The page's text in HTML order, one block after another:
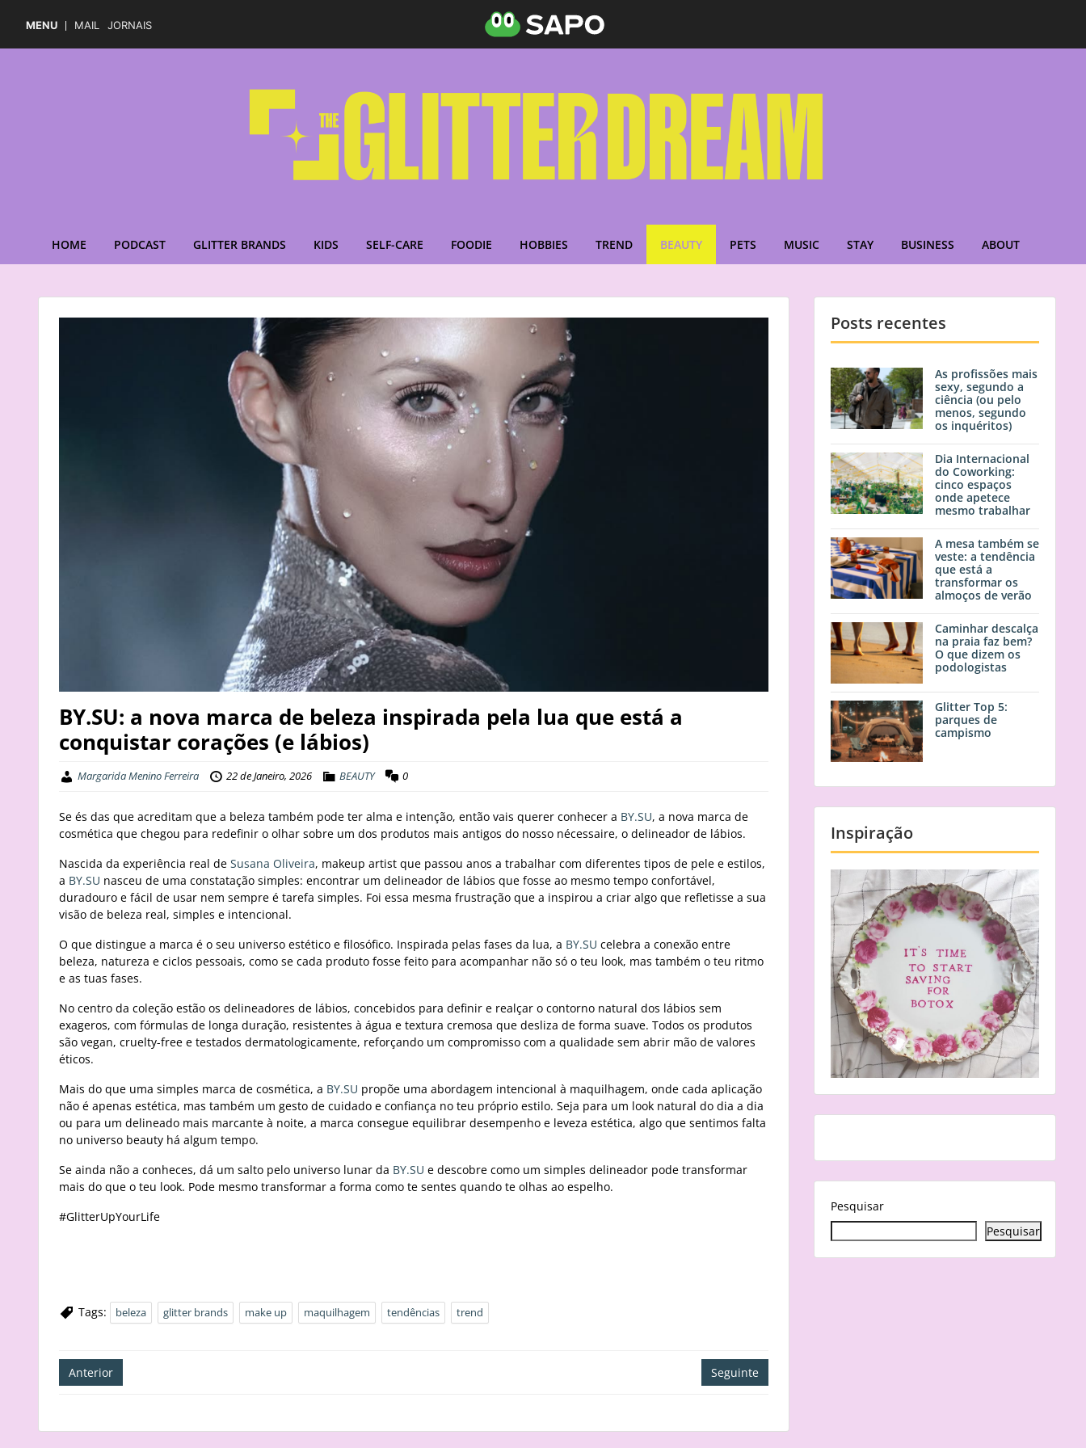
MENU MAIL JORNAIS
HOME PODCAST GLITTER BRANDS KIDS SELF-CARE FOODIE HOBBIES TREND BEAUTY PETS MUSIC STAY BUSINESS ABOUT
BY.SU: a nova marca de beleza inspirada pela lua que está a
conquistar corações (e lábios)
Margarida Menino Ferreira 22 de Janeiro, 2026 BEAUTY 0
Se és das que acreditam que a beleza também pode ter alma e intenção, então vais querer conhecer a BY.SU, a nova marca de
cosmética que chegou para redefinir o olhar sobre um dos produtos mais antigos do nosso nécessaire, o delineador de lábios.
Nascida da experiência real de Susana Oliveira, makeup artist que passou anos a trabalhar com diferentes tipos de pele e estilos,
a BY.SU nasceu de uma constatação simples: encontrar um delineador de lábios que fosse ao mesmo tempo confortável,
duradouro e fácil de usar nem sempre é tarefa simples. Foi essa mesma frustração que a inspirou a criar algo que refletisse a sua
visão de beleza real, simples e intencional.
O que distingue a marca é o seu universo estético e filosófico. Inspirada pelas fases da lua, a BY.SU celebra a conexão entre
beleza, natureza e ciclos pessoais, como se cada produto fosse feito para acompanhar não só o teu look, mas também o teu ritmo
e as tuas fases.
No centro da coleção estão os delineadores de lábios, concebidos para definir e realçar o contorno natural dos lábios sem
exageros, com fórmulas de longa duração, resistentes à água e textura cremosa que desliza de forma suave. Todos os produtos
são vegan, cruelty-free e testados dermatologicamente, reforçando um compromisso com a qualidade sem abrir mão de valores
éticos.
Mais do que uma simples marca de cosmética, a BY.SU propõe uma abordagem intencional à maquilhagem, onde cada aplicação
não é apenas estética, mas também um gesto de cuidado e confiança no teu próprio estilo. Seja para um look natural do dia a dia
ou para um delineado mais marcante à noite, a marca consegue equilibrar desempenho e leveza estética, algo que sentimos falta
no universo beauty há algum tempo.
Se ainda não a conheces, dá um salto pelo universo lunar da BY.SU e descobre como um simples delineador pode transformar
mais do que o teu look. Pode mesmo transformar a forma como te sentes quando te olhas ao espelho.
#GlitterUpYourLife
Tags: beleza glitter brands make up maquilhagem tendências trend
Navegação
de
Anterior Seguinte
Posts recentes
As profissões mais
sexy, segundo a
ciência (ou pelo
menos, segundo
os inquéritos)
Dia Internacional
do Coworking:
cinco espaços
onde apetece
mesmo trabalhar
A mesa também se
veste: a tendência
que está a
transformar os
almoços de verão
Caminhar descalça
na praia faz bem?
O que dizem os
podologistas
Glitter Top 5:
parques de
campismo
Inspiração
Pesquisar
Pesquisar